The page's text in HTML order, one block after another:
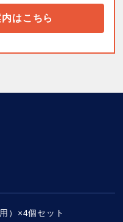
はこちら
）×4個セット